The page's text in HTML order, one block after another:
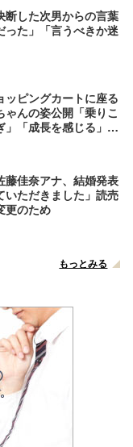
断した次男からの言葉
った」「言うべきか迷
ピングカートに座る
んの姿公開「乗りこ
「成長を感じる」の
藤佳奈アナ、結婚発表
いただきました」読売
更のため
もっとみる